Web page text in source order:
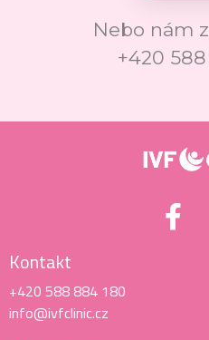
Nebo nám
+420
Kontakt
+420 588 884 180
info@ivfclinic.cz